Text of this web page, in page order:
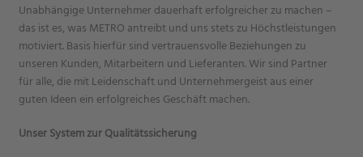
Unabhängige Unternehmer dauerhaft erfolgreicher zu machen –
das ist es, was METRO antreibt und uns stets zu Höchstleistungen
motiviert. Basis hierfür sind vertrauensvolle Beziehungen zu
unseren Kunden, Mitarbeitern und Lieferanten. Wir sind Partner
für alle, die mit Leidenschaft und Unternehmergeist aus einer
guten Ideen ein erfolgreiches Geschäft machen.
Unser System zur Qualitätssicherung